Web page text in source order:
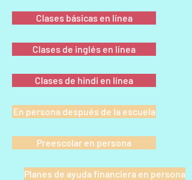
Clases básicas en línea
Clases de inglés en línea
Clases de hindi en línea
En persona después de la escuela
Preescolar en persona
Planes de ayuda financiera en persona